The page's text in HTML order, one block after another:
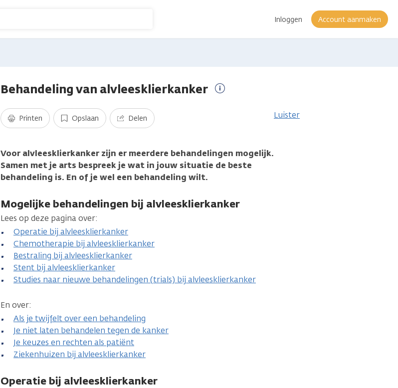
Inloggen Account aanmaken
Behandeling van alvleesklierkanker
Printen Opslaan Delen Luister
Voor alvleesklierkanker zijn er meerdere behandelingen mogelijk.
Samen met je arts bespreek je wat in jouw situatie de beste
behandeling is. En of je wel een behandeling wilt.
Mogelijke behandelingen bij alvleesklierkanker
Lees op deze pagina over:
Operatie bij alvleesklierkanker
Chemotherapie bij alvleesklierkanker
Bestraling bij alvleesklierkanker
Stent bij alvleesklierkanker
Studies naar nieuwe behandelingen (trials) bij alvleesklierkanker
En over:
Als je twijfelt over een behandeling
Je niet laten behandelen tegen de kanker
Je keuzes en rechten als patiënt
Ziekenhuizen bij alvleesklierkanker
Operatie bij alvleesklierkanker